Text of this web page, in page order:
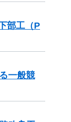
部工（P
一般競